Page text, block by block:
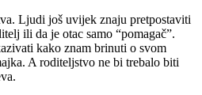
Ljudi još uvijek znaju pretpostaviti
ili da je otac samo “pomagač”.
kako znam brinuti o svom
A roditeljstvo ne bi trebalo biti